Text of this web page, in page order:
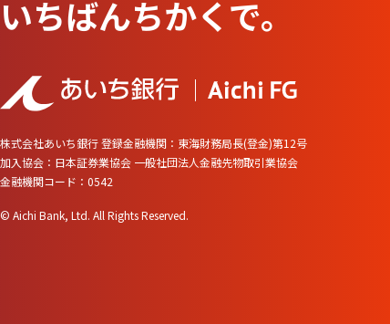
いちばんちかくで。
株式会社あいち銀行登録金融機関：東海財務局長(登金)第12号
加入協会：日本証券業協会 一般社団法人金融先物取引業協会
金融機関コード：0542
© Aichi Bank, Ltd. All Rights Reserved.